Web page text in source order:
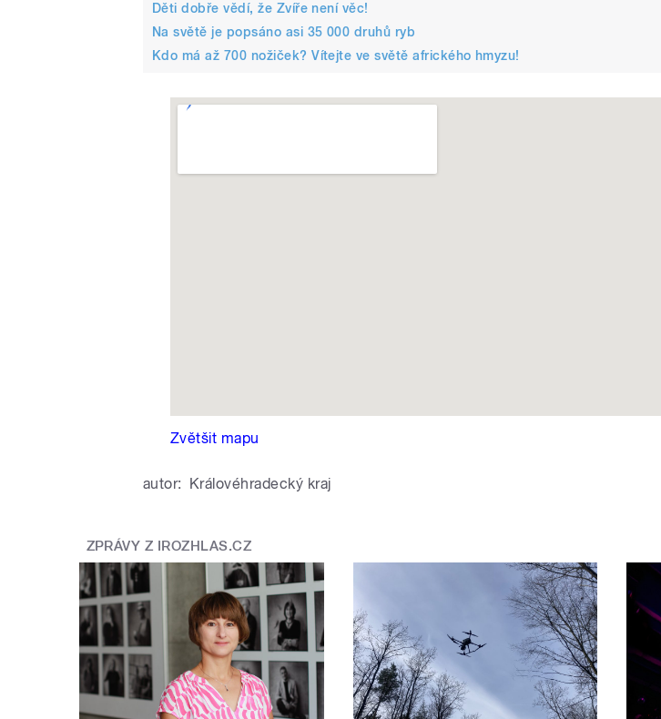
Děti dobře vědí, že Zvíře není věc!
Na světě je popsáno asi 35 000 druhů ryb
Kdo má až 700 nožiček? Vítejte ve světě afrického hmyzu!
Zvětšit mapu
autor: Královéhradecký kraj
ZPRÁVY Z IROZHLAS.CZ